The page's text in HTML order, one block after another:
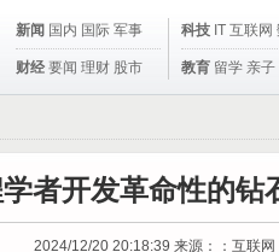
新闻 国内 国际 军事
财经 要闻 理财 股市
科技 IT 互联网
教育 留学 亲子
者开发革命性的钻
2024/12/20 20:18:39 来源：：互联网